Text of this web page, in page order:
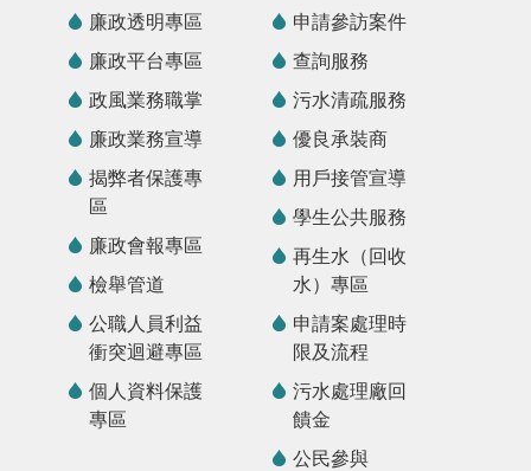
廉政透明專區
廉政平台專區
政風業務職掌
廉政業務宣導
揭弊者保護專
區
廉政會報專區
檢舉管道
公職人員利益
衝突迴避專區
個人資料保護
專區
申請參訪案件
查詢服務
污水清疏服務
優良承裝商
用戶接管宣導
學生公共服務
再生水（回收
水）專區
申請案處理時
限及流程
污水處理廠回
饋金
公民參與